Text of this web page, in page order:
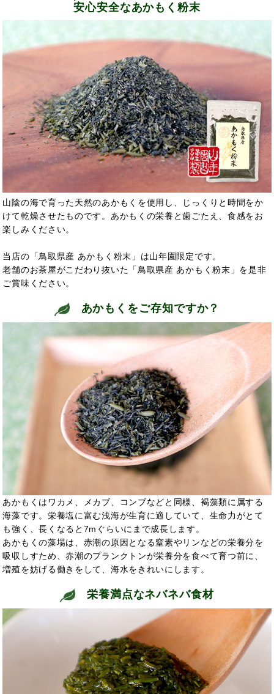
安心安全なあかもく粉末
山陰の海で育った天然のあかもくを使用し、じっくりと時間をか
けて乾燥させたものです。あかもくの栄養と歯ごたえ、食感をお
楽しみください。
当店の「鳥取県産 あかもく粉末」は山年園限定です。
老舗のお茶屋がこだわり抜いた「鳥取県産 あかもく粉末」を是非
ご賞味ください。
あかもくをご存知ですか？
あかもくはワカメ、メカブ、コンブなどと同様、褐藻類に属する
海藻です。栄養塩に富む浅海が生育に適していて、生命力がとて
も強く、長くなると7mぐらいにまで成長します。
あかもくの藻場は、赤潮の原因となる窒素やリンなどの栄養分を
吸収しすため、赤潮のプランクトンが栄養分を食べて育つ前に、
増殖を妨げる働きをして、海水をきれいにします。
栄養満点なネバネバ食材